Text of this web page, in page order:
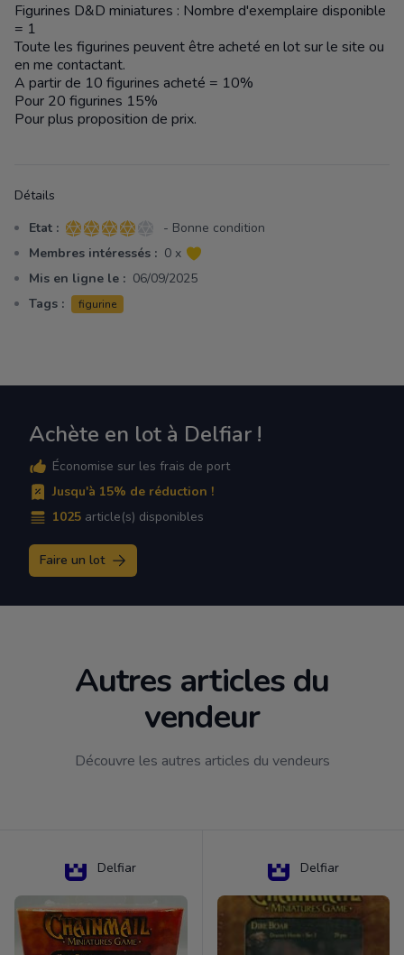
Description
Figurines D&D miniatures : Nombre d'exemplaire disponible
= 1
Toute les figurines peuvent être acheté en lot sur le site ou
en me contactant.
A partir de 10 figurines acheté = 10%
Pour 20 figurines 15%
Pour plus proposition de prix.
Détails
Etat : 4 sur 5 étoiles
- Bonne condition
Membres intéressés : 0 x
Mis en ligne le : 06/09/2025
Tags :
figurine
Achète en lot à Delfiar !
Économise sur les frais de port
Jusqu'à 15% de réduction !
1025 article(s) disponibles
Faire un lot
Autres articles du
vendeur
Découvre les autres articles du vendeurs
Delfiar Delfiar